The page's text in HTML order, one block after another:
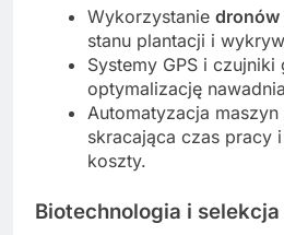
Wykorzystanie dronów
stanu plantacji i
Systemy GPS i
optymalizację
Automatyzacja
skracająca czas pracy
koszty.
Biotechnologia i